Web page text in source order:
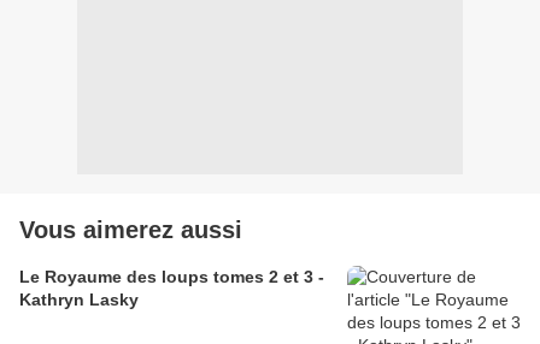
Vous aimerez aussi
Le Royaume des loups tomes 2 et 3 -
Kathryn Lasky